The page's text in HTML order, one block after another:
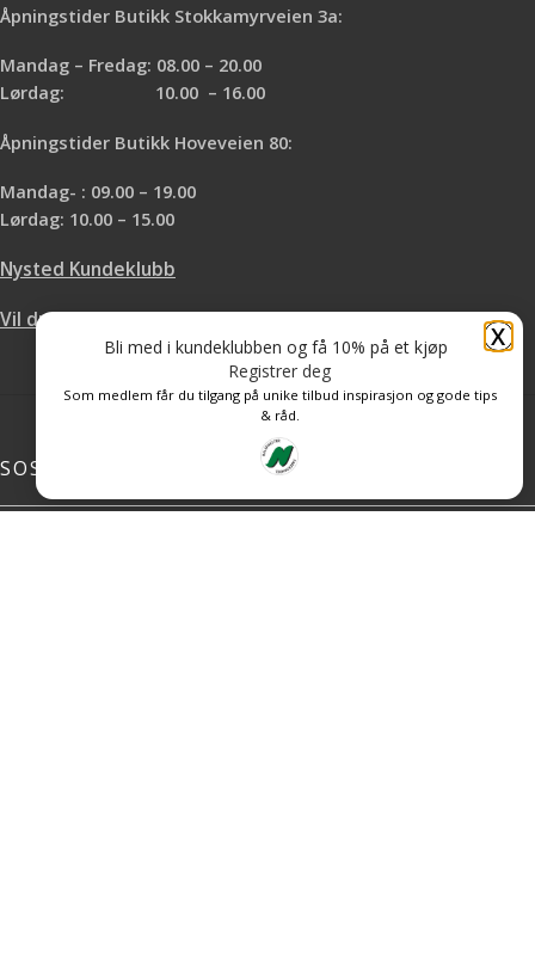
Åpningstider Butikk Stokkamyrveien 3a:
Mandag – Fredag: 08.00 – 20.00
Lørdag: 10.00 – 16.00
Åpningstider Butikk Hoveveien 80:
Mandag- : 09.00 – 19.00
Lørdag: 10.00 – 15.00
Nysted Kundeklubb
Vil du leie hos oss?
SOSIALE MEDIER
X
Bli med i kundeklubben og få 10% på et kjøp
Registrer deg
Som medlem får du tilgang på unike tilbud inspirasjon og gode tips
& råd.